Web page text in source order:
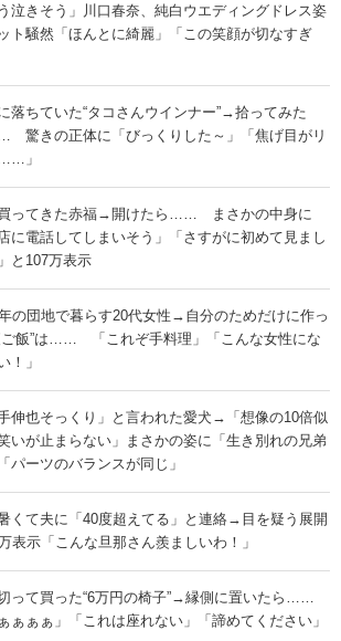
う泣きそう」川口春奈、純白ウエディングドレス姿
ト騒然「ほんとに綺麗」「この笑顔が切なすぎ
落ちていた“タコさんウインナー”→拾ってみた
驚きの正体に「びっくりした～」「焦げ目がリ
」
ってきた赤福→開けたら…… まさかの中身に
店に電話してしまいそう」「さすがに初めて見まし
と107万表示
の団地で暮らす20代女性→自分のためだけに作っ
ご飯”は…… 「これぞ手料理」「こんな女性にな
！」
手伸也そっくり」と言われた愛犬→「想像の10倍似
いが止まらない」まさかの姿に「生き別れの兄弟
パーツのバランスが同じ」
くて夫に「40度超えてる」と連絡→目を疑う展開
表示「こんな旦那さん羨ましいわ！」
って買った“6万円の椅子”→縁側に置いたら……
ぁぁぁぁ」「これは座れない」「諦めてください」